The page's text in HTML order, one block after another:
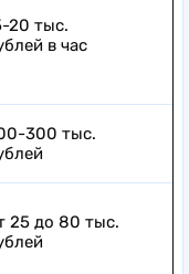
20 тыс.
в час
300 тыс.
25 до 80 тыс.